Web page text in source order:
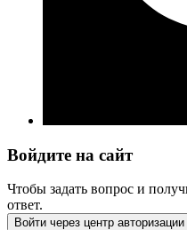
Войдите на сайт
Чтобы задать вопрос и
ответ.
Войти через центр авторизации